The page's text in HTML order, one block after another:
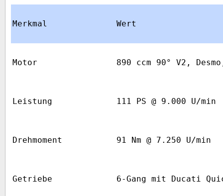
Merkmal Wert
Motor 890 ccm 90° V2,
Leistung 111 PS @ 9.000 U/min
Drehmoment 91 Nm @ 7.250 U/min
Getriebe 6-Gang mit Ducati